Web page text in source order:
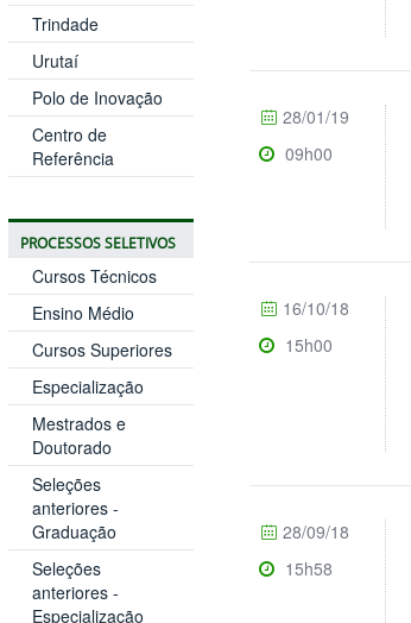
Trindade
Urutaí
Polo de Inovação
Centro de
Referência
PROCESSOS SELETIVOS
Cursos Técnicos
Ensino Médio
Cursos Superiores
Especialização
Mestrados e
Doutorado
Seleções
anteriores -
Graduação
Seleções
anteriores -
Especialização
28/01/19
09h00
16/10/18
15h00
28/09/18
15h58